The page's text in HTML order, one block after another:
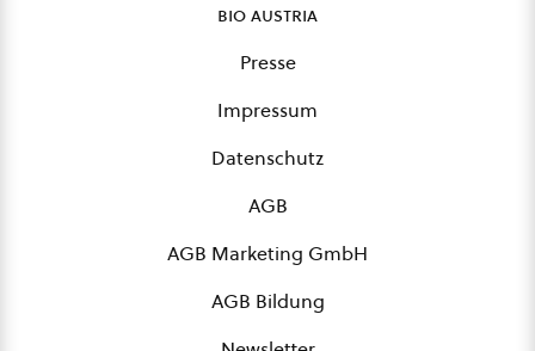
bio austria
Presse
Impressum
Datenschutz
AGB
AGB Marketing GmbH
AGB Bildung